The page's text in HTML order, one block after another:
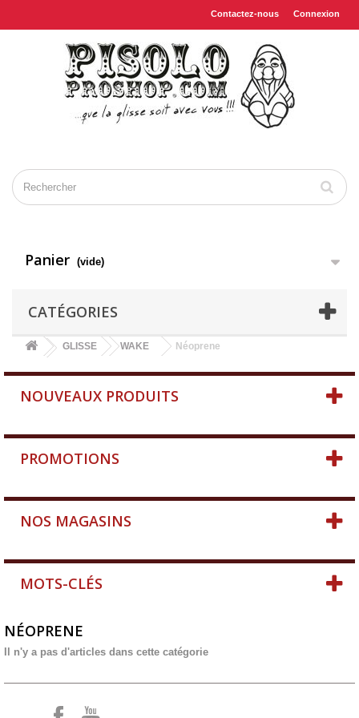
Connexion
Contactez-nous
Panier (vide)
CATÉGORIES
GLISSE WAKE Néoprene
NOUVEAUX PRODUITS
PROMOTIONS
NOS MAGASINS
MOTS-CLÉS
NÉOPRENE
Il n'y a pas d'articles dans cette catégorie